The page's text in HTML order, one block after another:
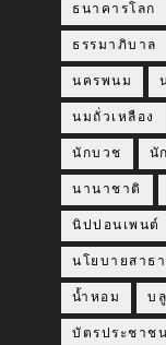
ธนาคารโลก
ธรรมาภิบาล
นครพนม
นมถั่วเหลือง
นักบวช นั
นานาชาติ
นิปปอนเพนต์
นโยบายสาธ
น้ำหอม บ
บัตรประชาชน